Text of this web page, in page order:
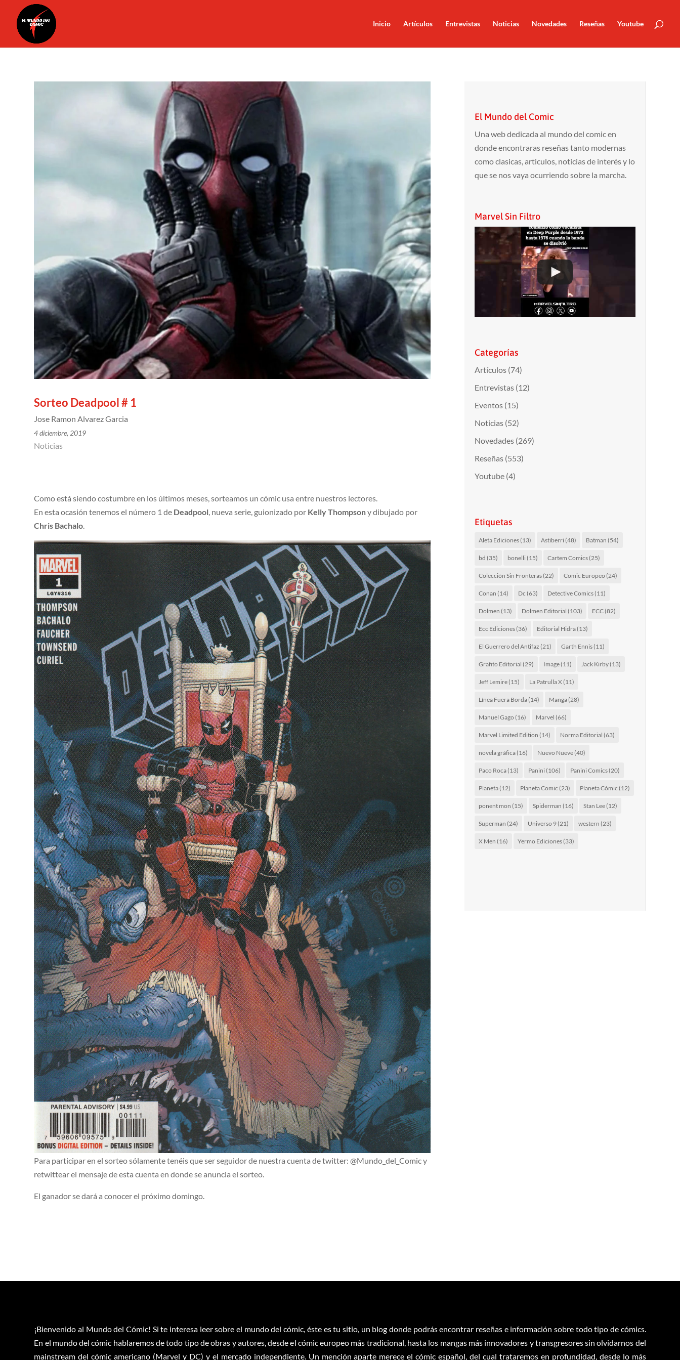
Inicio Artículos Entrevistas Noticias Novedades Reseñas Youtube
Sorteo Deadpool # 1
Jose Ramon Alvarez Garcia
4 diciembre, 2019
Noticias
Como está siendo costumbre en los últimos meses, sorteamos un cómic usa entre nuestros lectores.
En esta ocasión tenemos el número 1 de Deadpool , nueva serie, guionizado por Kelly Thompsony dibujado por
Chris Bachalo
Para participar en el sorteo sólamente tenéis que ser seguidor de nuestra cuenta de twitter: @Mundo_del_Comic y
retwittear el mensaje de esta cuenta en donde se anuncia el sorteo.
El ganador se dará a conocer el próximo domingo.
El Mundo del Comic
Una web dedicada al mundo del comic en
donde encontraras reseñas tanto modernas
como clasicas, articulos, noticias de interés y lo
que se nos vaya ocurriendo sobre la marcha.
Marvel Sin Filtro
Categorías
Artículos(74)
Entrevistas(12)
Eventos(15)
Noticias(52)
Novedades(269)
Reseñas(553)
Youtube(4)
Etiquetas
Aleta Ediciones(13) Astiberri(48) Batman (54)
bd (35) bonelli(15) Cartem Comics(25)
Colección Sin Fronteras(22) Comic Europeo (24)
Conan (14) Dc (63) Detective Comics(11)
Dolmen (13) Dolmen Editorial (103) ECC(82)
Ecc Ediciones(36) Editorial Hidra(13)
El Guerrero del Antifaz (21) Garth Ennis(11)
Grafito Editorial (29) Image(11) Jack Kirby(13)
Jeff Lemire(15) La Patrulla X(11)
Línea Fuera Borda(14) Manga(28)
Manuel Gago (16) Marvel (66)
Marvel Limited Edition (14) Norma Editorial (63)
novela gráfica(16) Nuevo Nueve(40)
Paco Roca(13) Panini(106) Panini Comics(20)
Planeta(12) Planeta Comic (23) Planeta Cómic (12)
ponent mon (15) Spiderman (16) Stan Lee(12)
Superman (24) Universo 9(21) western (23)
X Men (16) Yermo Ediciones(33)
¡Bienvenido al Mundo del Cómic! Si te interesa leer sobre el mundo del cómic, éste es tu sitio, un blog donde podrás encontrar reseñas e información sobre todo tipo de cómics.
En el mundo del cómic hablaremos de todo tipo de obras y autores, desde el cómic europeo más tradicional, hasta los mangas más innovadores y transgresores sin olvidarnos del
mainstream del cómic americano (Marvel y DC) y el mercado independiente. Un mención aparte merece el cómic español, del cual trataremos en profundidad, desde lo más